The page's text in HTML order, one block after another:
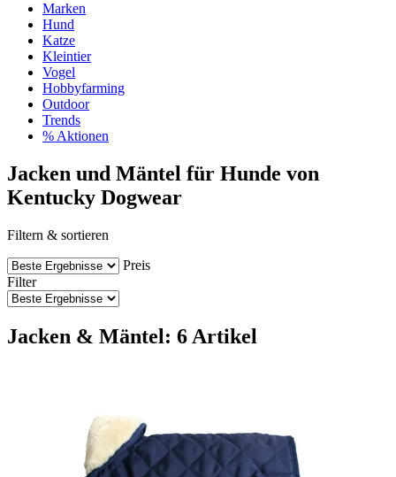
Marken
Hund
Katze
Kleintier
Vogel
Hobbyfarming
Outdoor
Trends
% Aktionen
Jacken und Mäntel für Hunde von
Kentucky Dogwear
Filtern & sortieren
Preis
Filter
Jacken & Mäntel: 6 Artikel